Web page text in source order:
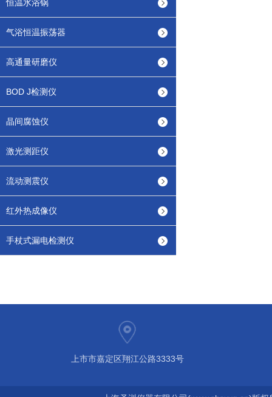
恒温水浴锅
气浴恒温振荡器
高通量研磨仪
BOD J检测仪
晶间腐蚀仪
激光测距仪
流动测震仪
红外热成像仪
手杖式漏电检测仪
上市市嘉定区翔江公路3333号